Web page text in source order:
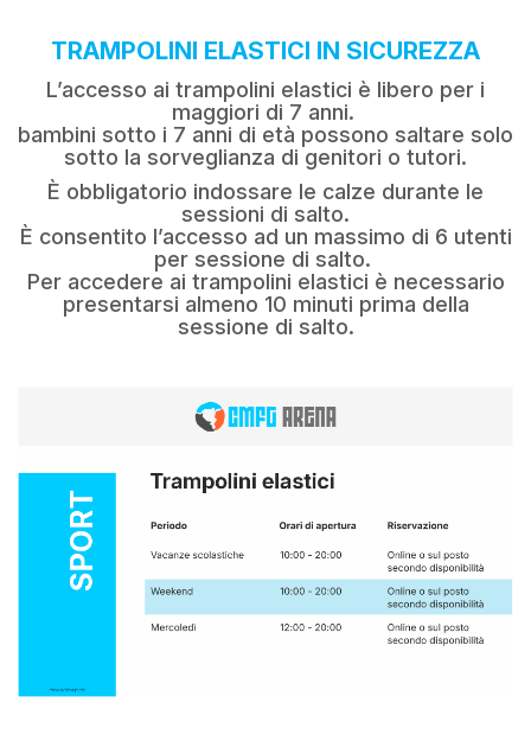
TRAMPOLINI ELASTICI IN SICUREZZA
L’accesso ai trampolini elastici è libero per i
maggiori di 7 anni.
bambini sotto i 7 anni di età possono saltare solo
sotto la sorveglianza di genitori o tutori.
È obbligatorio indossare le calze durante le
sessioni di salto.
È consentito l’accesso ad un massimo di 6 utenti
per sessione di salto.
Per accedere ai trampolini elastici è necessario
presentarsi almeno 10 minuti prima della
sessione di salto.